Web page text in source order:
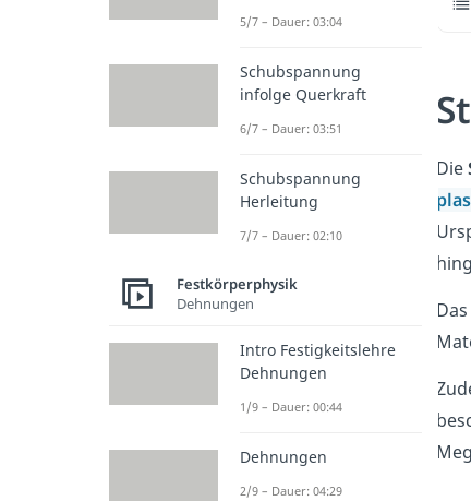
Die
5/7 – Dauer: 03:04
Schubspannung
infolge Querkraft
6/7 – Dauer: 03:51
Schubspannung
Herleitung
7/7 – Dauer: 02:10
Festkörperphysik
Dehnungen
Intro Festigkeitslehre
Dehnungen
1/9 – Dauer: 00:44
Dehnungen
2/9 – Dauer: 04:29